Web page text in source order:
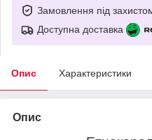
Замовлення під
Доступна доставка
Опис Характеристики
Опис